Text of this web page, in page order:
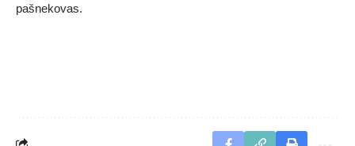
pašnekovas.